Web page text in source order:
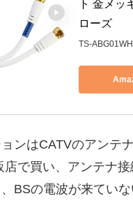
ト 金メッ
ローズ
TS-ABG01WH
ンはCATVのアンテ
店で買い、アンテナ
BSの電波が来てい